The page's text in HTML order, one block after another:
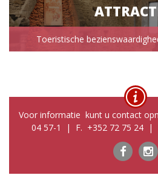
Toeristische
Voor informatie kunt u contact
04 57-1 | F. +352 72 75 24 |